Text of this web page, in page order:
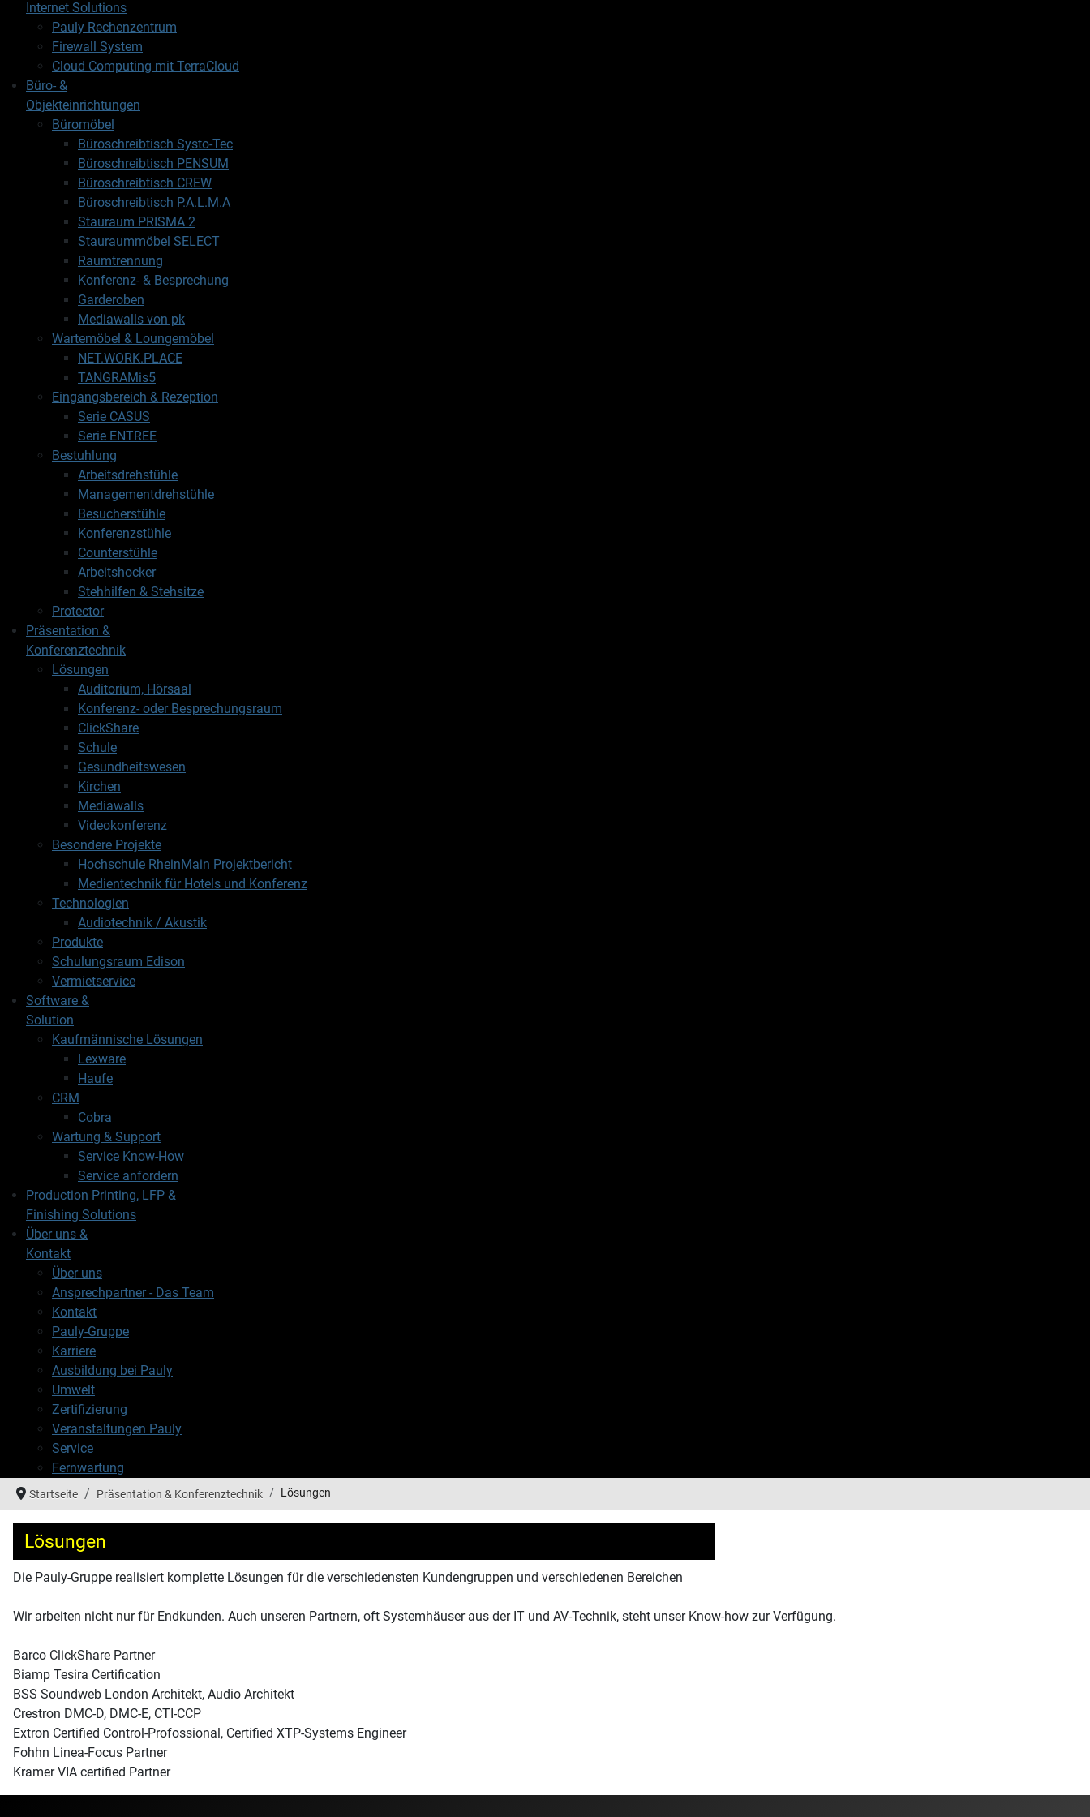
Internet Solutions
Pauly Rechenzentrum
Firewall System
Cloud Computing mit TerraCloud
Büro- &
Objekteinrichtungen
Büromöbel
Büroschreibtisch Systo-Tec
Büroschreibtisch PENSUM
Büroschreibtisch CREW
Büroschreibtisch P.A.L.M.A
Stauraum PRISMA 2
Stauraummöbel SELECT
Raumtrennung
Konferenz- & Besprechung
Garderoben
Mediawalls von pk
Wartemöbel & Loungemöbel
NET.WORK.PLACE
TANGRAMis5
Eingangsbereich & Rezeption
Serie CASUS
Serie ENTREE
Bestuhlung
Arbeitsdrehstühle
Managementdrehstühle
Besucherstühle
Konferenzstühle
Counterstühle
Arbeitshocker
Stehhilfen & Stehsitze
Protector
Präsentation &
Konferenztechnik
Lösungen
Auditorium, Hörsaal
Konferenz- oder Besprechungsraum
ClickShare
Schule
Gesundheitswesen
Kirchen
Mediawalls
Videokonferenz
Besondere Projekte
Hochschule RheinMain Projektbericht
Medientechnik für Hotels und Konferenz
Technologien
Audiotechnik / Akustik
Produkte
Schulungsraum Edison
Vermietservice
Software &
Solution
Kaufmännische Lösungen
Lexware
Haufe
CRM
Cobra
Wartung & Support
Service Know-How
Service anfordern
Production Printing, LFP &
Finishing Solutions
Über uns &
Kontakt
Über uns
Ansprechpartner - Das Team
Kontakt
Pauly-Gruppe
Karriere
Ausbildung bei Pauly
Umwelt
Zertifizierung
Veranstaltungen Pauly
Service
Fernwartung
Startseite Präsentation & Konferenztechnik Lösungen
Lösungen
Die Pauly-Gruppe realisiert komplette Lösungen für die verschiedensten Kundengruppen und verschiedenen Bereichen
Wir arbeiten nicht nur für Endkunden. Auch unseren Partnern, oft Systemhäuser aus der IT und AV-Technik, steht unser Know-how zur Verfügung.
Barco ClickShare Partner
Biamp Tesira Certification
BSS Soundweb London Architekt, Audio Architekt
Crestron DMC-D, DMC-E, CTI-CCP
Extron Certified Control-Profossional, Certified XTP-Systems Engineer
Fohhn Linea-Focus Partner
Kramer VIA certified Partner